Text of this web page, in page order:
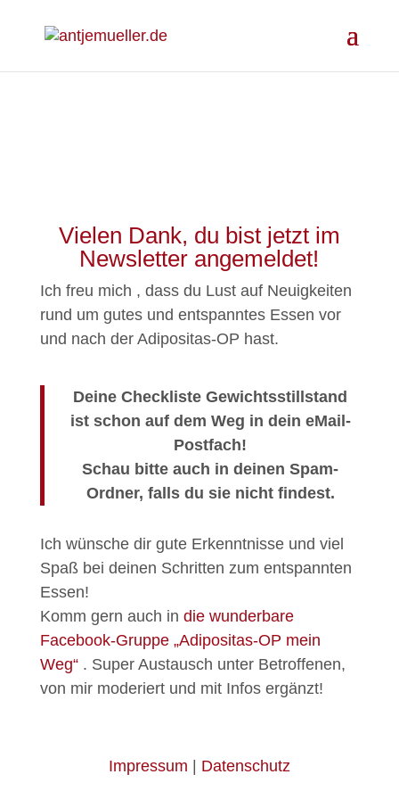
Vielen Dank, du bist jetzt im
Newsletter angemeldet!
Ich freu mich , dass du Lust auf Neuigkeiten
rund um gutes und entspanntes Essen vor
und nach der Adipositas-OP hast.
Deine Checkliste Gewichtsstillstand
ist schon auf dem Weg in dein eMail-
Postfach!
Schau bitte auch in deinen Spam-
Ordner, falls du sie nicht findest.
Ich wünsche dir gute Erkenntnisse und viel
Spaß bei deinen Schritten zum entspannten
Essen!
Komm gern auch in die wunderbare
Facebook-Gruppe „Adipositas-OP mein
Weg“. Super Austausch unter Betroffenen,
von mir moderiert und mit Infos ergänzt!
Impressum Datenschutz